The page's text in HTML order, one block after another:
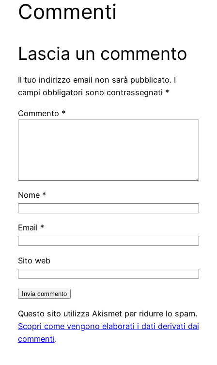
Commenti
Lascia un commento
Il tuo indirizzo email non sarà pubblicato. I
campi obbligatori sono contrassegnati *
Commento *
Nome *
Email *
Sito web
Questo sito utilizza Akismet per ridurre lo spam.
Scopri come vengono elaborati i dati derivati dai
commenti.